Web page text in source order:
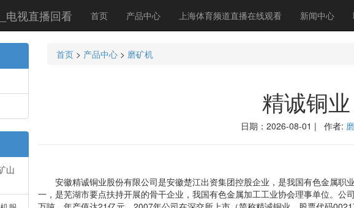
电视直播回看 首页 产品中心 上海体育频道直播在线观看 新闻中心
山
首页> 产品中心> 磨矿机
精诚铜业
日期：2026-08-01 | 作者:
安徽精诚铜业股份有限公司是安徽楚江出资集团控股企业，是我国有色金属职
一，是芜湖市要点扶持开展的骨干企业，我国有色金属加工工业协会理事单位。